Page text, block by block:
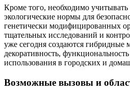
Кроме того, необходимо учитывать
экологические нормы для
генетически модифицированных
тщательных исследований и
уже сегодня создаются гибридные
декоративность,
использования в городских и
Возможные вызовы и